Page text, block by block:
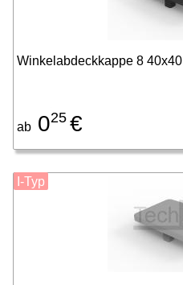
Winkelabdeckkappe 8 40x40
ab 025 €
I-Typ